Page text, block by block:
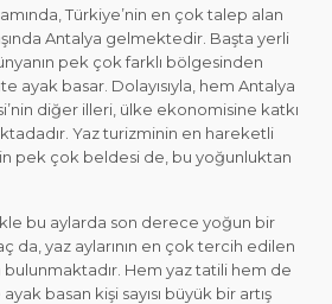
Türkiye’nin en çok talep alan
Antalya gelmektedir. Başta yerli
pek çok farklı bölgesinden
ayak basar. Dolayısıyla, hem Antalya
diğer illeri, ülke ekonomisine katkı
Yaz turizminin en hareketli
pek çok beldesi de, bu yoğunluktan
bu aylarda son derece yoğun bir
da, yaz aylarının en çok tercih edilen
bulunmaktadır. Hem yaz tatili hem de
basan kişi sayısı büyük bir artış